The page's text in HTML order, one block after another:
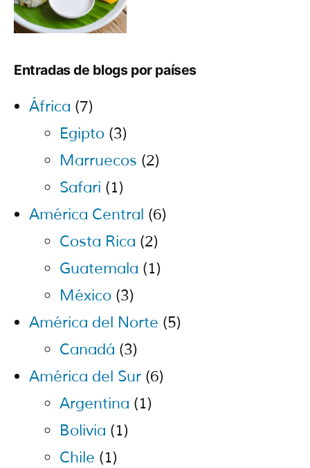
Entradas de blogs por países
África (7)
Egipto (3)
Marruecos (2)
Safari (1)
América Central (6)
Costa Rica (2)
Guatemala (1)
México (3)
América del Norte (5)
Canadá (3)
América del Sur (6)
Argentina (1)
Bolivia (1)
Chile (1)